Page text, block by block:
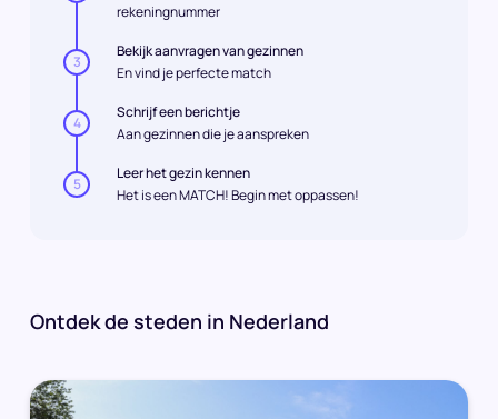
rekeningnummer
3
Bekijk aanvragen van gezinnen
En vind je perfecte match
4
Schrijf een berichtje
Aan gezinnen die je aanspreken
5
Leer het gezin kennen
Het is een MATCH! Begin met oppassen!
Ontdek de steden in Nederland